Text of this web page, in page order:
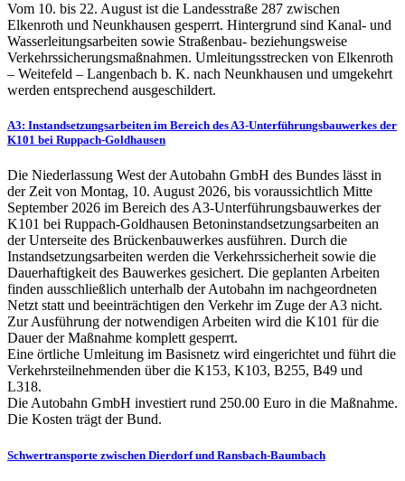
Vom 10. bis 22. August ist die Landesstraße 287 zwischen
Elkenroth und Neunkhausen gesperrt. Hintergrund sind Kanal- und
Wasserleitungsarbeiten sowie Straßenbau- beziehungsweise
Verkehrssicherungsmaßnahmen. Umleitungsstrecken von Elkenroth
– Weitefeld – Langenbach b. K. nach Neunkhausen und umgekehrt
werden entsprechend ausgeschildert.
A3: Instandsetzungsarbeiten im Bereich des A3-Unterführungsbauwerkes der
K101 bei Ruppach-Goldhausen
Die Niederlassung West der Autobahn GmbH des Bundes lässt in
der Zeit von Montag, 10. August 2026, bis voraussichtlich Mitte
September 2026 im Bereich des A3-Unterführungsbauwerkes der
K101 bei Ruppach-Goldhausen Betoninstandsetzungsarbeiten an
der Unterseite des Brückenbauwerkes ausführen. Durch die
Instandsetzungsarbeiten werden die Verkehrssicherheit sowie die
Dauerhaftigkeit des Bauwerkes gesichert. Die geplanten Arbeiten
finden ausschließlich unterhalb der Autobahn im nachgeordneten
Netzt statt und beeinträchtigen den Verkehr im Zuge der A3 nicht.
Zur Ausführung der notwendigen Arbeiten wird die K101 für die
Dauer der Maßnahme komplett gesperrt.
Eine örtliche Umleitung im Basisnetz wird eingerichtet und führt die
Verkehrsteilnehmenden über die K153, K103, B255, B49 und
L318.
Die Autobahn GmbH investiert rund 250.00 Euro in die Maßnahme.
Die Kosten trägt der Bund.
Schwertransporte zwischen Dierdorf und Ransbach-Baumbach